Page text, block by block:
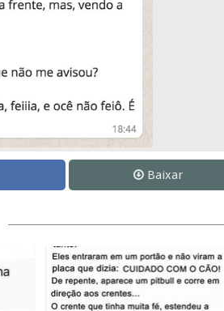
Baixar